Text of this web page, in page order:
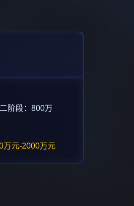
阶段：800万
万元-2000万元